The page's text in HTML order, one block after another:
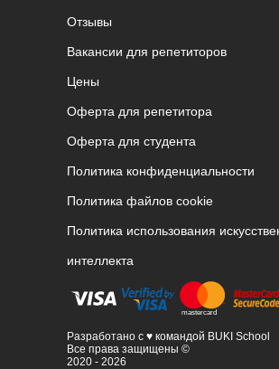
Отзывы
Вакансии для репетиторов
Цены
Оферта для репетитора
Оферта для студента
Политика конфиденциальности
Политика файлов cookie
Политика использования
интеллекта
Разработано с ♥ командой BUKI School
Все права защищены ©
2020 - 2026